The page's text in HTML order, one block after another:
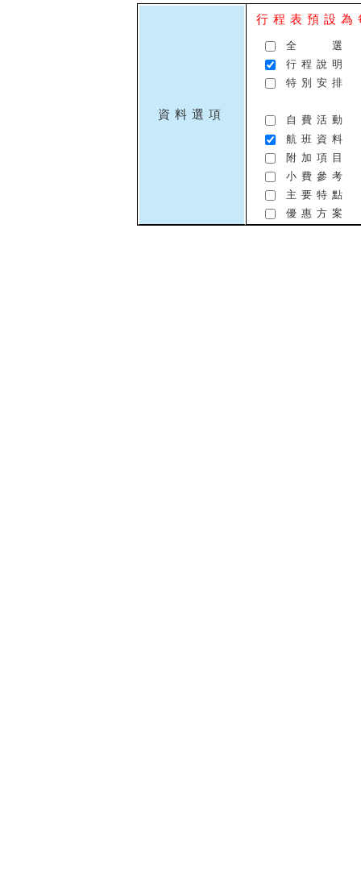
資料選項
行程表預設
全 選
行程說明
特別安排
自費活動
航班資料
附加項目
小費參考
主要特點
優惠方案